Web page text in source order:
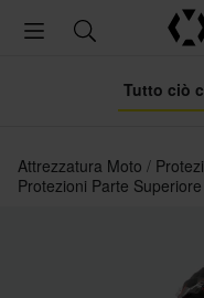
Tutto ciò
Attrezzatura Moto
Protezioni Parte